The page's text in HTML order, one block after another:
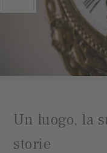
Un luogo, la
storie